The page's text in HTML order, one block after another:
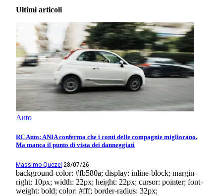
Ultimi articoli
Auto
RC Auto: ANIA conferma che i conti delle compagnie migliorano.
Ma manca il punto di vista dei danneggiati
Massimo Quezel 28/07/26
background-color: #fb580a; display: inline-block; margin-
right: 10px; width: 22px; height: 22px; cursor: pointer; font-
weight: bold; color: #fff; border-radius: 32px;